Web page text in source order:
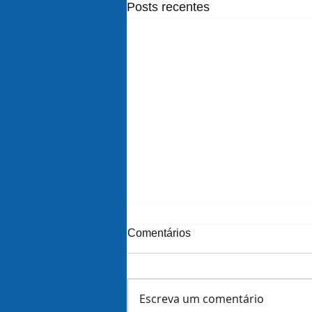
Posts recentes
Comentários
Escreva um comentário